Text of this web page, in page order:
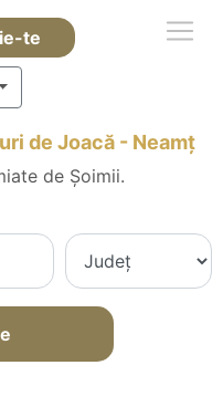
te
de Joacă - Neamţ
de Șoimii.